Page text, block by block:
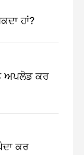
ਹਾਂ?
ਅਪਲੋਡ ਕਰ
ਕਰ